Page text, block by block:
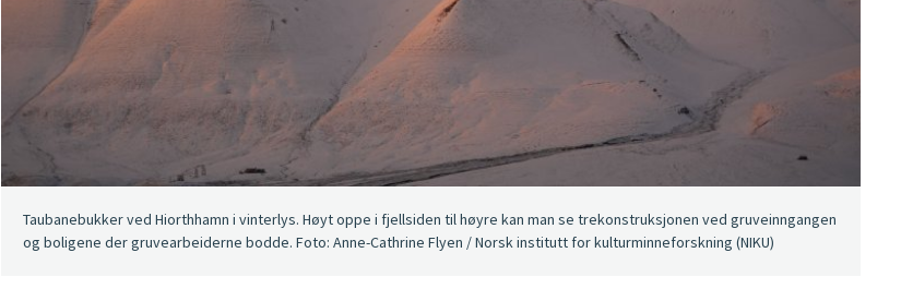
Taubanebukker ved Hiorthhamn i vinterlys. Høyt oppe i fjellsiden til høyre kan man se trekonstruksjonen ved gruveinngangen
og boligene der gruvearbeiderne bodde. Foto: Anne-Cathrine Flyen / Norsk institutt for kulturminneforskning (NIKU)